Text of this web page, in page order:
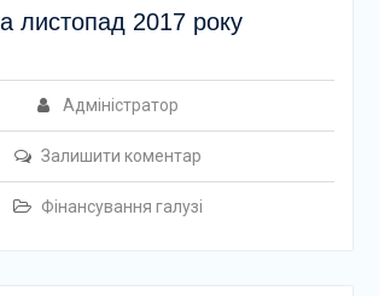
листопад 2017 року
Адміністратор
Залишити коментар
Фінансування галузі